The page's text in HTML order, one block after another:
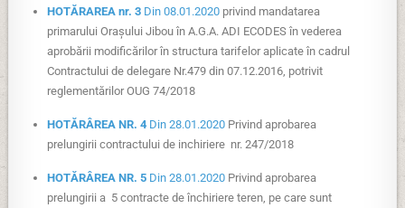
HOTĂRAREA nr. 3 Din 08.01.2020 privind mandatarea
primarului Oraşului Jibou în A.G.A. ADI ECODES în vederea
aprobării modificărilor în structura tarifelor aplicate în cadrul
Contractului de delegare Nr.479 din 07.12.2016, potrivit
reglementărilor OUG 74/2018
HOTĂRÂREA NR. 4 Din 28.01.2020 Privind aprobarea
prelungirii contractului de inchiriere nr. 247/2018
HOTĂRÂREA NR. 5 Din 28.01.2020 Privind aprobarea
prelungirii a 5 contracte de închiriere teren, pe care sunt